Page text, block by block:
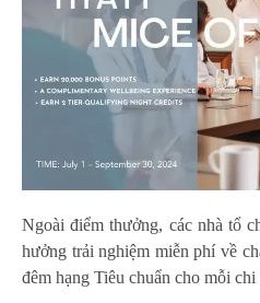
Ngoài điểm thưởng, các nhà tổ
hưởng trải nghiệm miễn phí về
đêm hạng Tiêu chuẩn cho mỗi